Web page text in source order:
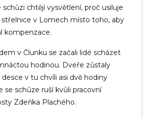
chtějí vysvětlení, proč usiluje
střelnice v Lomech místo toho, aby
kompenzace.
v Člunku se začali lidé scházet
hodinou. Dveře zůstaly
v tu chvíli asi dvě hodiny
se schůze ruší kvůli pracovní
Zdeňka Plachého.